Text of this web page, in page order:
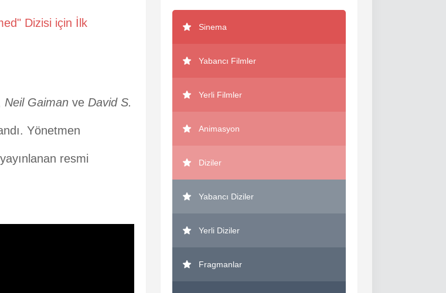
Dizisi için İlk
Neil Gaimanve David S.
Yönetmen
resmi
Sinema
Yabancı Filmler
Yerli Filmler
Animasyon
Diziler
Yabancı Diziler
Yerli Diziler
Fragmanlar